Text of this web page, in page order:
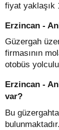
fiyat yaklaşık
Erzincan -
Güzergah
firmasının
otobüs
Erzincan -
var?
Bu